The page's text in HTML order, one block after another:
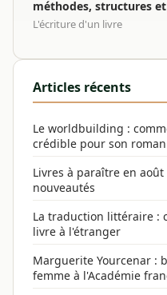
méthodes, structures
L'écriture d'un livre
Articles récents
Le worldbuilding :
crédible pour son roman
Livres à paraître en
nouveautés
La traduction littéraire :
livre à l'étranger
Marguerite Yourcenar :
femme à l'Académie